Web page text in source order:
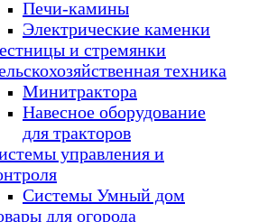
Печи-камины
Электрические каменки
и стремянки
техника
Минитрактора
Навесное оборудование
для тракторов
управления и
Системы Умный дом
для огорода